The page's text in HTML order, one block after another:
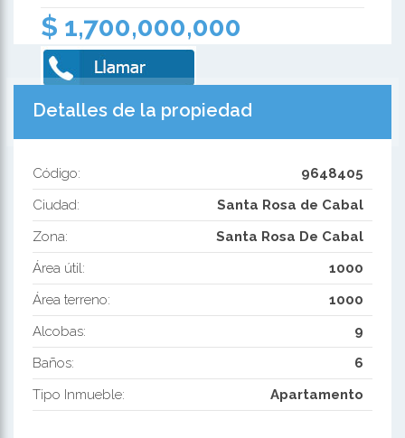
$ 1,700,000,000
Detalles de la propiedad
Código:
9648405
Ciudad:
Santa Rosa de Cabal
Zona:
Santa Rosa De Cabal
Área útil:
1000
Área terreno:
1000
Alcobas:
9
Baños:
6
Tipo Inmueble:
Apartamento